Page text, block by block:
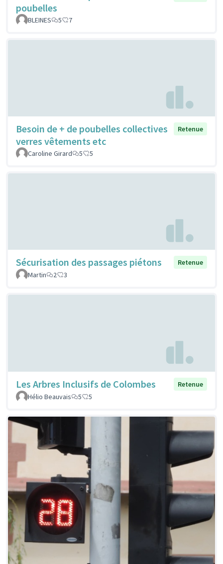
poubelles
BLEINES 5 7
Besoin de + de poubelles collectives
verres vêtements etc
Retenue
Caroline Girard 5 5
Sécurisation des passages piétons
Retenue
Martin
2 3
Les Arbres Inclusifs de Colombes
Retenue
Hélio Beauvais
5 5